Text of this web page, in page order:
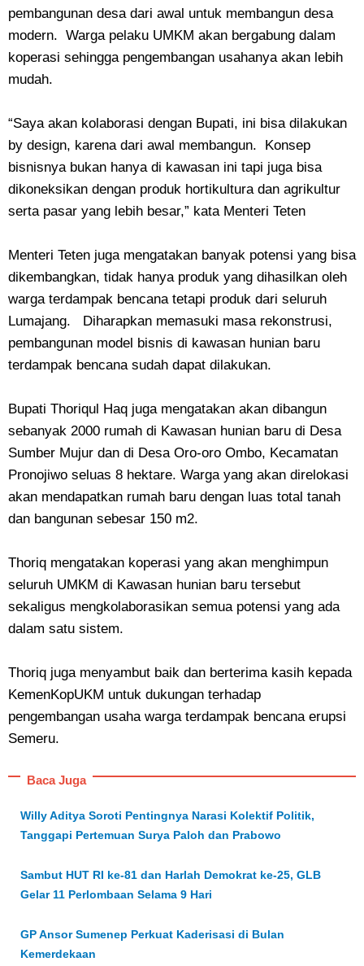
pembangunan desa dari awal untuk membangun desa
modern. Warga pelaku UMKM akan bergabung dalam
koperasi sehingga pengembangan usahanya akan lebih
mudah.
“Saya akan kolaborasi dengan Bupati, ini bisa dilakukan
by design, karena dari awal membangun. Konsep
bisnisnya bukan hanya di kawasan ini tapi juga bisa
dikoneksikan dengan produk hortikultura dan agrikultur
serta pasar yang lebih besar,” kata Menteri Teten
Menteri Teten juga mengatakan banyak potensi yang bisa
dikembangkan, tidak hanya produk yang dihasilkan oleh
warga terdampak bencana tetapi produk dari seluruh
Lumajang. Diharapkan memasuki masa rekonstrusi,
pembangunan model bisnis di kawasan hunian baru
terdampak bencana sudah dapat dilakukan.
Bupati Thoriqul Haq juga mengatakan akan dibangun
sebanyak 2000 rumah di Kawasan hunian baru di Desa
Sumber Mujur dan di Desa Oro-oro Ombo, Kecamatan
Pronojiwo seluas 8 hektare. Warga yang akan direlokasi
akan mendapatkan rumah baru dengan luas total tanah
dan bangunan sebesar 150 m2.
Thoriq mengatakan koperasi yang akan menghimpun
seluruh UMKM di Kawasan hunian baru tersebut
sekaligus mengkolaborasikan semua potensi yang ada
dalam satu sistem.
Thoriq juga menyambut baik dan berterima kasih kepada
KemenKopUKM untuk dukungan terhadap
pengembangan usaha warga terdampak bencana erupsi
Semeru.
Baca Juga
Willy Aditya Soroti Pentingnya Narasi Kolektif Politik,
Tanggapi Pertemuan Surya Paloh dan Prabowo
Sambut HUT RI ke-81 dan Harlah Demokrat ke-25, GLB
Gelar 11 Perlombaan Selama 9 Hari
GP Ansor Sumenep Perkuat Kaderisasi di Bulan
Kemerdekaan